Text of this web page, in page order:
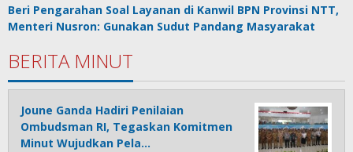
Beri Pengarahan Soal Layanan di Kanwil BPN Provinsi NTT,
Menteri Nusron: Gunakan Sudut Pandang Masyarakat
BERITA MINUT
Joune Ganda Hadiri Penilaian
Ombudsman RI, Tegaskan Komitmen
Minut Wujudkan Pela…